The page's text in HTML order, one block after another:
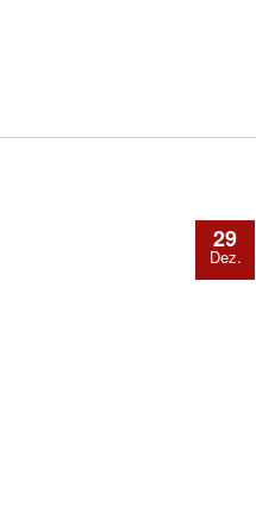
29
Dez.